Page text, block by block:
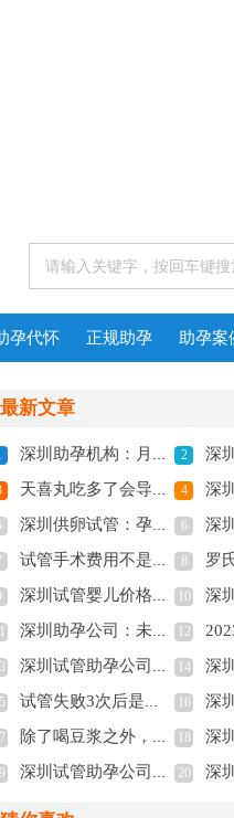
孕代怀 正规助孕 助孕案
最新文章
深圳助孕机构：月经不调很难怀孕吗,告诉你不孕的真实现象 2 深圳助孕生
天喜丸吃多了会导致婴儿痴呆吗？了解清楚才能真正放心 4 深圳三代试管
深圳供卵试管：孕中期胎停的原因有哪些，胎停多半和这三点有关 6 深圳试管助孕公
试管手术费用不是固定的，与病情、医院等级都有关系 8 罗氏易
深圳试管婴儿价格：巧囊如何快速怀孕,3个方法提高巧囊怀孕率 10 深圳试管婴儿价
深圳助孕公司：未婚女性去泰国做供精试管价格介绍，附助孕费用明细 12 2023石
深圳试管助孕公司：怀孕查血常规是看什么？孕妇血常规检查的项目 14 深圳助孕中心
试管失败3次后是否继续？没成功考虑继续治疗的其他选择 16 深圳助孕机构
除了喝豆浆之外，这些食物也可以帮助身体发育出优势卵泡 18 深圳正规助孕机
深圳试管助孕公司：4价甲流感疫苗接种后长期有效吗？了解副作用和禁忌 20 深圳助孕机